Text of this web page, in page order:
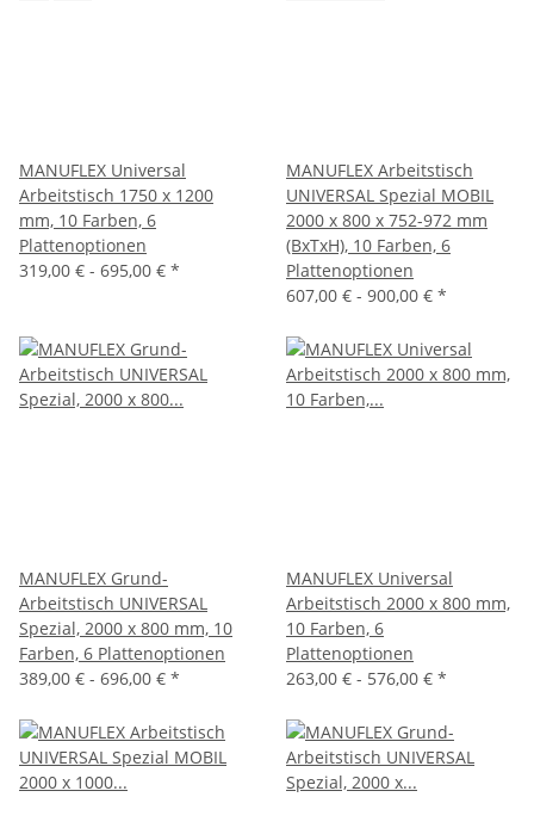
MANUFLEX Universal
Arbeitstisch 1750 x 1200
mm, 10 Farben, 6
Plattenoptionen
319,00 € - 695,00 € *
MANUFLEX Arbeitstisch
UNIVERSAL Spezial MOBIL
2000 x 800 x 752-972 mm
(BxTxH), 10 Farben, 6
Plattenoptionen
607,00 € - 900,00 € *
MANUFLEX Grund-
Arbeitstisch UNIVERSAL
Spezial, 2000 x 800 mm, 10
Farben, 6 Plattenoptionen
389,00 € - 696,00 € *
MANUFLEX Universal
Arbeitstisch 2000 x 800 mm,
10 Farben, 6
Plattenoptionen
263,00 € - 576,00 € *